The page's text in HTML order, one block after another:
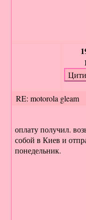
RE: motorola gleam
оплату получил.
собой в Киев и
понедельник.